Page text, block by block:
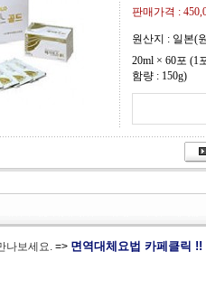
판매가격 :
원산지 : 일본(
20ml × 60포 (1
함량 : 150g)
나보세요. => 면역대체요법 카페클릭 !!